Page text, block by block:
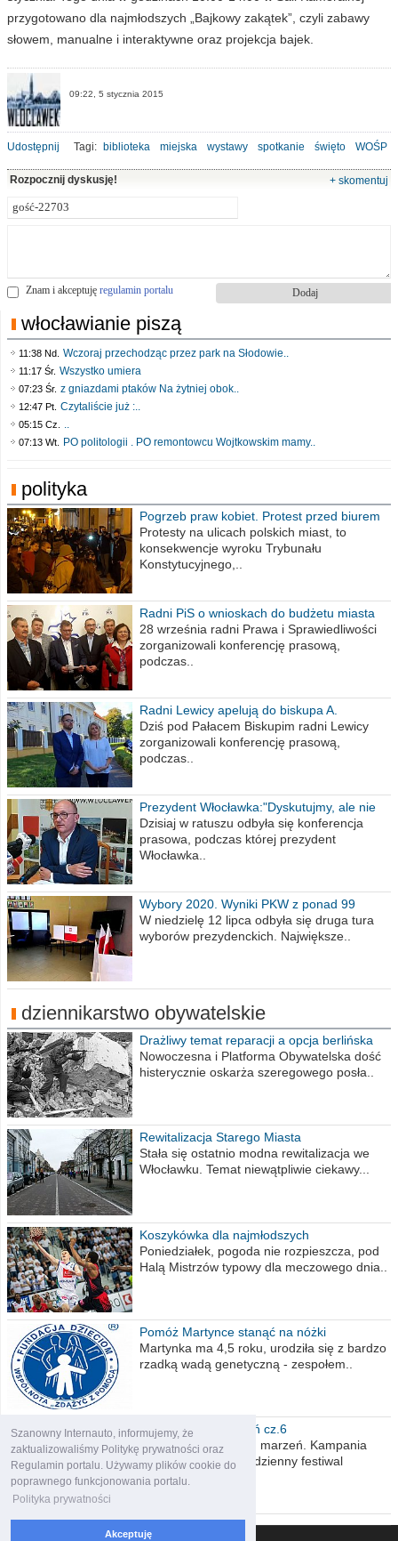
Szanowny Internauto, informujemy, że
zaktualizowaliśmy Politykę prywatności oraz
Regulamin portalu. Używamy plików cookie do
poprawnego funkcjonowania portalu.
Polityka prywatności
Akceptuję
przygotowano dla najmłodszych „Bajkowy zakątek”, czyli zabawy
słowem, manualne i interaktywne oraz projekcja bajek.
09:22, 5 stycznia 2015
Udostępnij Tagi: biblioteka miejska wystawy spotkanie święto WOŚP
Rozpocznij dyskusję! + skomentuj
Znam i akceptuję regulamin portalu
włocławianie piszą
11:38 Nd. Wczoraj przechodząc przez park na Słodowie..
11:17 Śr. Wszystko umiera
07:23 Śr. z gniazdami ptaków Na żytniej obok..
12:47 Pt. Czytaliście już :..
05:15 Cz. ..
07:13 Wt. PO politologii . PO remontowcu Wojtkowskim mamy..
polityka
Pogrzeb praw kobiet. Protest przed biurem
poselskim PiS
Protesty na ulicach polskich miast, to
konsekwencje wyroku Trybunału
Konstytucyjnego,..
Radni PiS o wnioskach do budżetu miasta
na 2021 rok
28 września radni Prawa i Sprawiedliwości
zorganizowali konferencję prasową,
podczas..
Radni Lewicy apelują do biskupa A.
Wiesława Meringa
Dziś pod Pałacem Biskupim radni Lewicy
zorganizowali konferencję prasową,
podczas..
Prezydent Włocławka:"Dyskutujmy, ale nie
obrażajmy się”
Dzisiaj w ratuszu odbyła się konferencja
prasowa, podczas której prezydent
Włocławka..
Wybory 2020. Wyniki PKW z ponad 99
procent obwodów
W niedzielę 12 lipca odbyła się druga tura
wyborów prezydenckich. Największe..
dziennikarstwo obywatelskie
Drażliwy temat reparacji a opcja berlińska
Nowoczesna i Platforma Obywatelska dość
histerycznie oskarża szeregowego posła..
Rewitalizacja Starego Miasta
Stała się ostatnio modna rewitalizacja we
Włocławku. Temat niewątpliwie ciekawy...
Koszykówka dla najmłodszych
Poniedziałek, pogoda nie rozpieszcza, pod
Halą Mistrzów typowy dla meczowego dnia..
Pomóż Martynce stanąć na nóżki
Martynka ma 4,5 roku, urodziła się z bardzo
rzadką wadą genetyczną - zespołem..
Polska moich marzeń cz.6
Nadszedł kres moich marzeń. Kampania
wyborcza czyli niecodzienny festiwal
obietnic,..